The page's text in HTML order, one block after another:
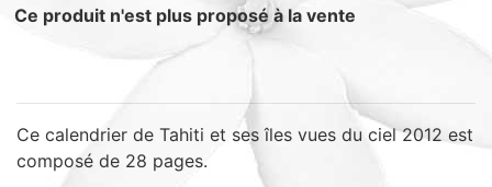
Calendriers et agenda (6)
Danse tahitienne (29)
Décoration (22)
Ce produit n'est plus proposé à la vente
Ce calendrier de Tahiti et ses îles vues du ciel 2012 est
composé de 28 pages.